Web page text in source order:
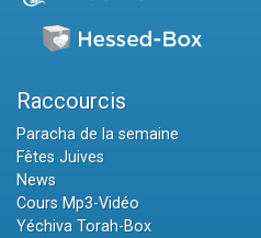
Raccourcis
Paracha de la semaine
Fêtes Juives
News
Cours Mp3-Vidéo
Yéchiva Torah-Box